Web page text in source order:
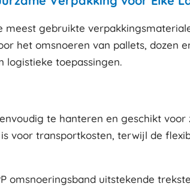
meest gebruikte
het omsnoeren van pallets, dozen
logistieke toepassingen.
te hanteren en geschikt
voor transportkosten, terwijl de
omsnoeringsband uitstekende